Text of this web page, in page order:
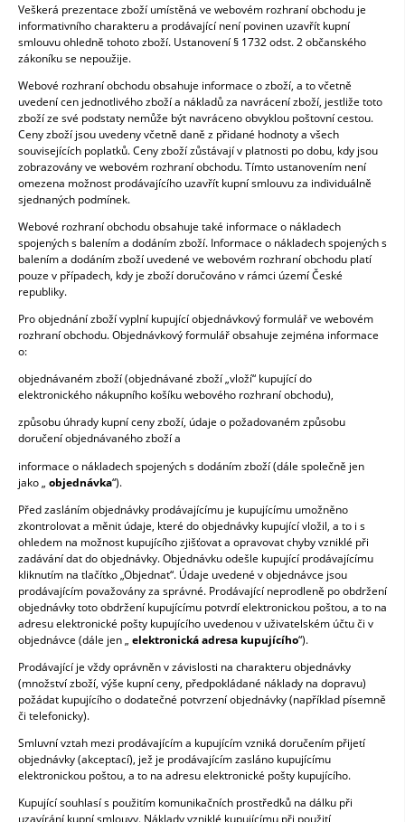
Veškerá prezentace zboží umístěná ve webovém rozhraní obchodu je
informativního charakteru a prodávající není povinen uzavřít kupní
smlouvu ohledně tohoto zboží. Ustanovení § 1732 odst. 2 občanského
zákoníku se nepoužije.
Webové rozhraní obchodu obsahuje informace o zboží, a to včetně
uvedení cen jednotlivého zboží a nákladů za navrácení zboží, jestliže toto
zboží ze své podstaty nemůže být navráceno obvyklou poštovní cestou.
Ceny zboží jsou uvedeny včetně daně z přidané hodnoty a všech
souvisejících poplatků. Ceny zboží zůstávají v platnosti po dobu, kdy jsou
zobrazovány ve webovém rozhraní obchodu. Tímto ustanovením není
omezena možnost prodávajícího uzavřít kupní smlouvu za individuálně
sjednaných podmínek.
Webové rozhraní obchodu obsahuje také informace o nákladech
spojených s balením a dodáním zboží. Informace o nákladech spojených s
balením a dodáním zboží uvedené ve webovém rozhraní obchodu platí
pouze v případech, kdy je zboží doručováno v rámci území České
republiky.
Pro objednání zboží vyplní kupující objednávkový formulář ve webovém
rozhraní obchodu. Objednávkový formulář obsahuje zejména informace
o:
objednávaném zboží (objednávané zboží „vloží“ kupující do
elektronického nákupního košíku webového rozhraní obchodu),
způsobu úhrady kupní ceny zboží, údaje o požadovaném způsobu
doručení objednávaného zboží a
informace o nákladech spojených s dodáním zboží (dále společně jen
jako „ objednávka“).
Před zasláním objednávky prodávajícímu je kupujícímu umožněno
zkontrolovat a měnit údaje, které do objednávky kupující vložil, a to i s
ohledem na možnost kupujícího zjišťovat a opravovat chyby vzniklé při
zadávání dat do objednávky. Objednávku odešle kupující prodávajícímu
kliknutím na tlačítko „Objednat“. Údaje uvedené v objednávce jsou
prodávajícím považovány za správné. Prodávající neprodleně po obdržení
objednávky toto obdržení kupujícímu potvrdí elektronickou poštou, a to na
adresu elektronické pošty kupujícího uvedenou v uživatelském účtu či v
objednávce (dále jen „ elektronická adresa kupujícího“).
Prodávající je vždy oprávněn v závislosti na charakteru objednávky
(množství zboží, výše kupní ceny, předpokládané náklady na dopravu)
požádat kupujícího o dodatečné potvrzení objednávky (například písemně
či telefonicky).
Smluvní vztah mezi prodávajícím a kupujícím vzniká doručením přijetí
objednávky (akceptací), jež je prodávajícím zasláno kupujícímu
elektronickou poštou, a to na adresu elektronické pošty kupujícího.
Kupující souhlasí s použitím komunikačních prostředků na dálku při